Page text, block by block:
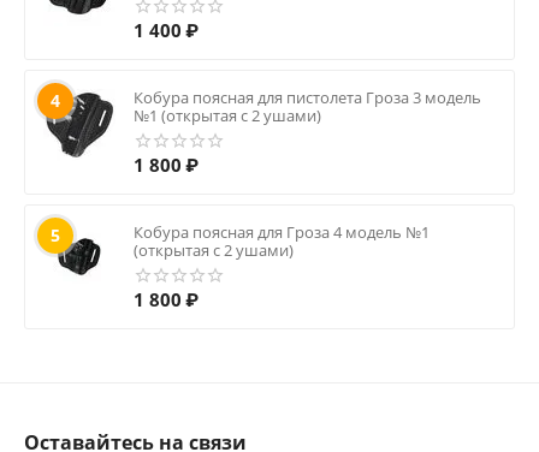
1 400 ₽
4
Кобура поясная для пистолета Гроза 3 модель
№1 (открытая с 2 ушами)
1 800 ₽
5
Кобура поясная для Гроза 4 модель №1
(открытая с 2 ушами)
1 800 ₽
Оставайтесь на связи